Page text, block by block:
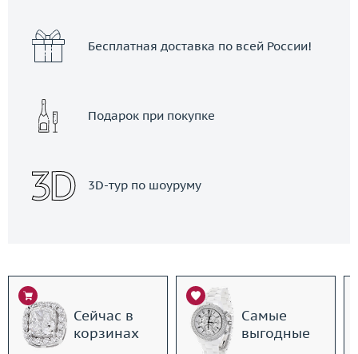
Бесплатная доставка по всей России!
Подарок при покупке
3D-тур по шоуруму
Сейчас в
корзинах
Самые
выгодные